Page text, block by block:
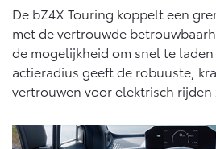
De bZ4X Touring koppelt een
met de vertrouwde
de mogelijkheid om snel te
actieradius geeft de robuuste,
vertrouwen voor elektrisch rijden